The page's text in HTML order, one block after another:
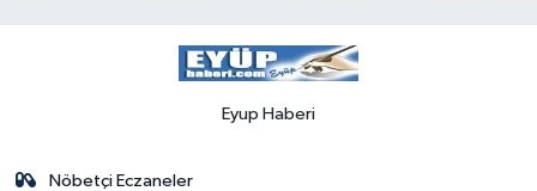
Eyup Haberi
Nöbetçi Eczaneler